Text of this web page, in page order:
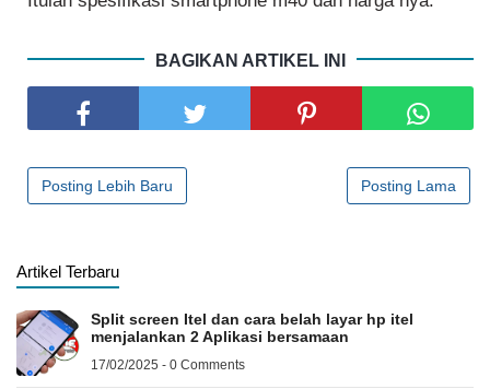
BAGIKAN ARTIKEL INI
Posting Lebih Baru Posting Lama
Artikel Terbaru
Split screen Itel dan cara belah layar hp itel
menjalankan 2 Aplikasi bersamaan
17/02/2025 - 0 Comments